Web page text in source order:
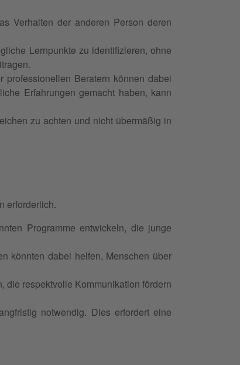
Verhalten der anderen Person deren
Lernpunkte zu identifizieren, ohne
professionellen Beratern können dabei
Erfahrungen gemacht haben, kann
zu achten und nicht übermäßig in
erforderlich.
Programme entwickeln, die junge
könnten dabei helfen, Menschen über
die respektvolle Kommunikation fördern
notwendig. Dies erfordert eine